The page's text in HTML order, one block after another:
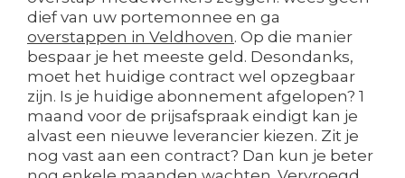
dief van uw portemonnee en ga
overstappen in Veldhoven. Op die manier
bespaar je het meeste geld. Desondanks,
moet het huidige contract wel opzegbaar
zijn. Is je huidige abonnement afgelopen? 1
maand voor de prijsafspraak eindigt kan je
alvast een nieuwe leverancier kiezen. Zit je
nog vast aan een contract? Dan kun je beter